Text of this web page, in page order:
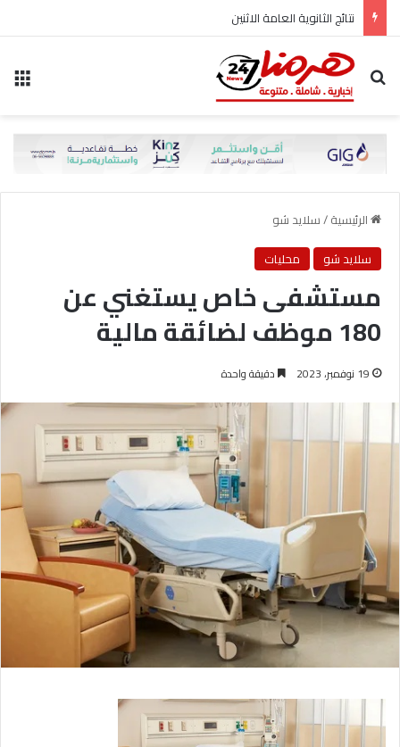
نتائج الثانوية العامة الاثنين
بحث عن
الرئيسية/سلايد شو
سلايد شو
محليات
مستشفى خاص يستغني عن
180 موظف لضائقة مالية
19 نوفمبر، 2023 دقيقة واحدة